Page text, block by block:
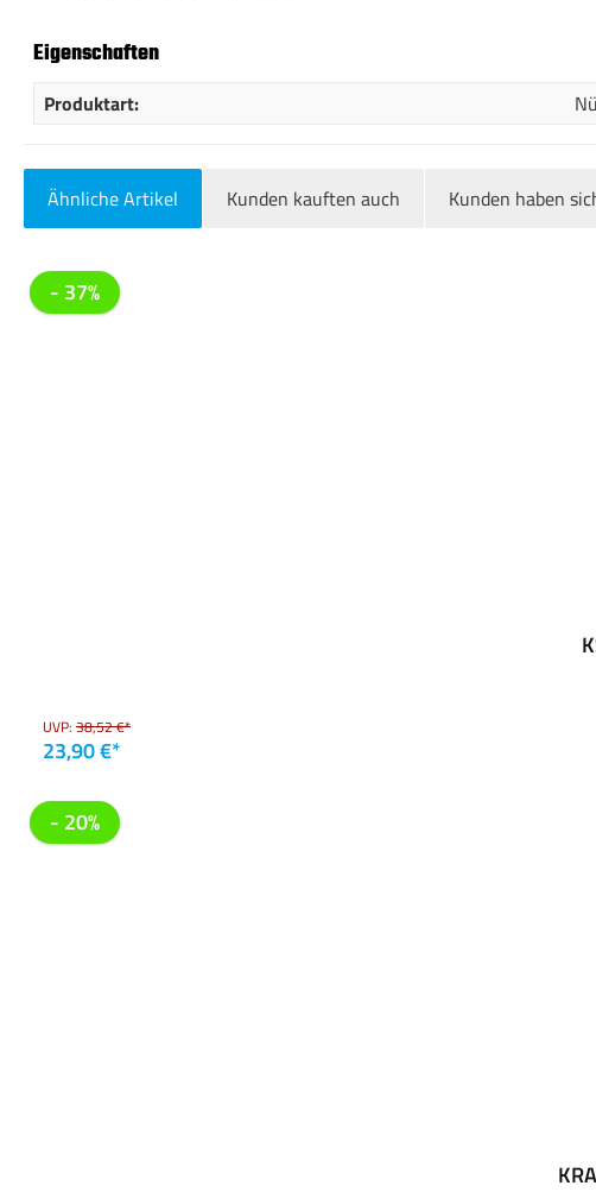
Eigenschaften
Produktart:
Ähnliche Artikel Kunden kauften auch Kunden haben
Produktgalerie überspringen
- 37%
UVP: 38,52 €*
23,90 €*
- 20%